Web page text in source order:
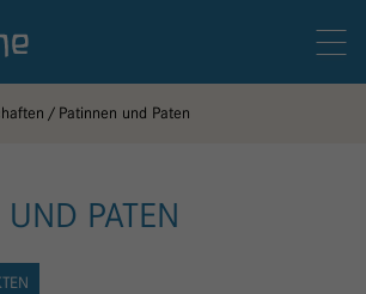
Patinnen und Paten
PATEN